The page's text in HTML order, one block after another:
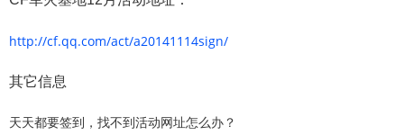
http://cf.qq.com/act/a20141114sign/
其它信息
天天都要签到，找不到活动网址怎么办？